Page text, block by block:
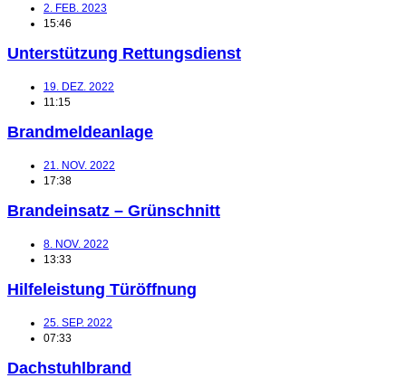
2. FEB. 2023
15:46
Unterstützung Rettungsdienst
19. DEZ. 2022
11:15
Brandmeldeanlage
21. NOV. 2022
17:38
Brandeinsatz – Grünschnitt
8. NOV. 2022
13:33
Hilfeleistung Türöffnung
25. SEP. 2022
07:33
Dachstuhlbrand